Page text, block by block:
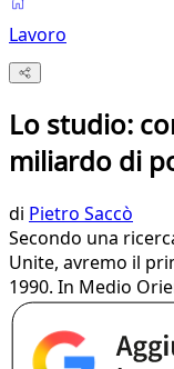
Lavoro
Lo studio:
miliardo di
di Pietro Saccò
Secondo una
Unite, avremo il
1990. In Medio